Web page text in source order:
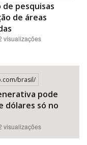
pesquisas
de áreas
visualizações
brasil/
pode
dólares só no
visualizações